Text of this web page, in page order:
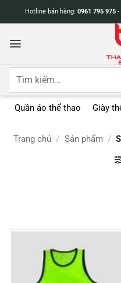
dung
Hotline bán hàng: 0961 795 975 -
Tìm
Quần áo thể thao Giày
Trang chủ / Sản phẩm /